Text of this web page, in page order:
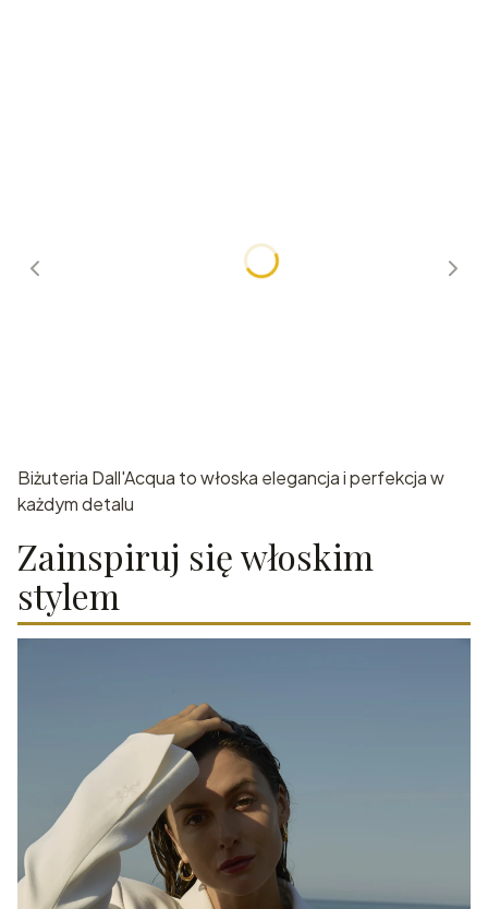
Biżuteria Dall'Acqua to włoska elegancja i perfekcja w
każdym detalu
Zainspiruj się włoskim
stylem